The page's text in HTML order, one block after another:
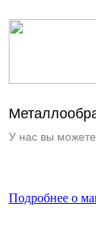
У нас вы
Подробнее о